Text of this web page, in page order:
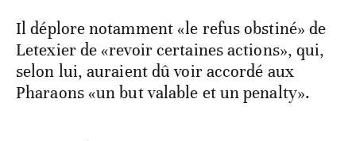
Il déplore notamment «le refus obstiné» de
Letexier de «revoir certaines actions», qui,
selon lui, auraient dû voir accordé aux
Pharaons «un but valable et un penalty».